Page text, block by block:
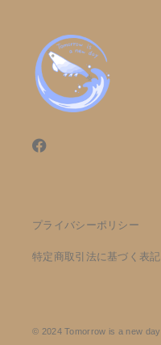
プライバシーポリシー
特定商取引法に基づく表記
© 2024 Tomorrow is a new day